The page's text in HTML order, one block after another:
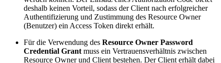
deshalb keinen Vorteil, sodass der Client nach erfolgreicher
Authentifizierung und Zustimmung des Resource Owner
(Benutzer) ein Access Token direkt erhält.
Für die Verwendung des Resource Owner Password
Credential Grant muss ein Vertrauensverhältnis zwischen
Resource Owner und Client bestehen. Der Client erhält dabei